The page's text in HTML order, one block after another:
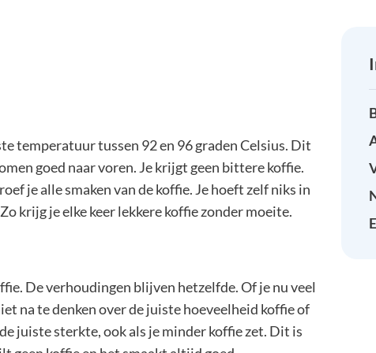
temperatuur tussen 92 en 96 graden Celsius. Dit
goed naar voren. Je krijgt geen bittere koffie.
je alle smaken van de koffie. Je hoeft zelf niks in
krijg je elke keer lekkere koffie zonder moeite.
De verhoudingen blijven hetzelfde. Of je nu veel
na te denken over de juiste hoeveelheid koffie of
juiste sterkte, ook als je minder koffie zet. Dit is